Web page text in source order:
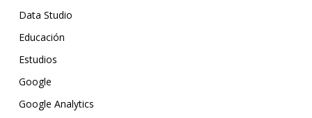
Data Studio
Educación
Estudios
Google
Google Analytics